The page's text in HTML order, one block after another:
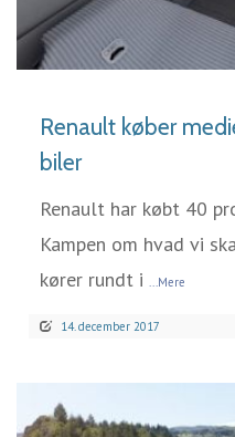
Renault køber
biler
Renault har købt 40
Kampen om hvad vi
kører rundt i ...Mere
14. december 2017